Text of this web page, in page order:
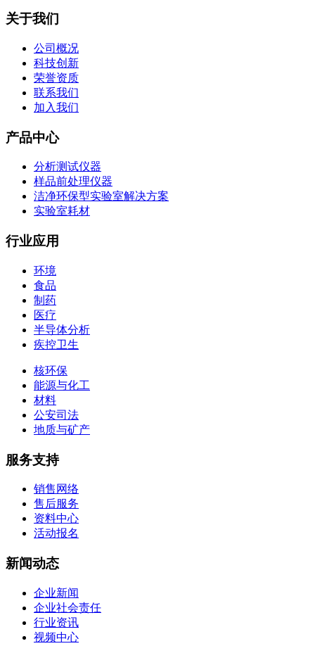
关于我们
公司概况
科技创新
荣誉资质
联系我们
加入我们
产品中心
分析测试仪器
样品前处理仪器
洁净环保型实验室解决方案
实验室耗材
行业应用
环境
食品
制药
医疗
半导体分析
疾控卫生
核环保
能源与化工
材料
公安司法
地质与矿产
服务支持
销售网络
售后服务
资料中心
活动报名
新闻动态
企业新闻
企业社会责任
行业资讯
视频中心